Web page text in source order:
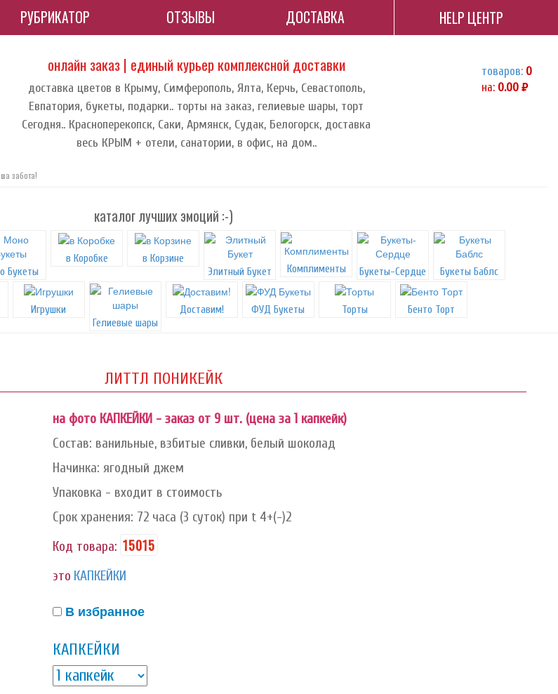
РУБРИКАТОР ОТЗЫВЫ ДОСТАВКА HELP ЦЕНТР
онлайн заказ | единый курьер комплексной доставки
доставка цветов в Крыму, Симферополь, Ялта, Керчь, Севастополь,
Евпатория, букеты, подарки.. торты на заказ, гелиевые шары, торт
Сегодня.. Красноперекопск, Саки, Армянск, Судак, Белогорск, доставка
весь КРЫМ + отели, санатории, в офис, на дом..
товаров: 0
на: 0.00 руб.
забота!
каталог лучших эмоций :-)
Букеты
в Коробке
в Корзине
Элитный Букет
Комплименты Букеты-Сердце Букеты Баблс
Игрушки
Гелиевые шары
Доставим! ФУД Букеты Торты Бенто Торт
ЛИТТЛ ПОНИКЕЙК
на фото КАПКЕЙКИ - заказ от 9 шт. (цена за 1 капкейк)
Состав: ванильные, взбитые сливки, белый шоколад
Начинка: ягодный джем
Упаковка - входит в стоимость
Срок хранения: 72 часа (3 суток) при t 4+(-)2
Код товара: 15015
это КАПКЕЙКИ
В избранное
КАПКЕЙКИ